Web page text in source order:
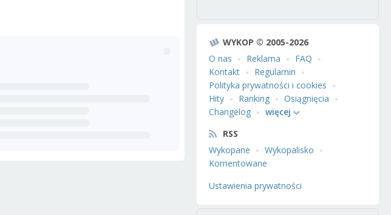
WYKOP © 2005-2026
O nas
Reklama
FAQ
Kontakt
Regulamin
Polityka prywatności i cookies
Hity
Ranking
Osiągnięcia
Changelog
więcej
RSS
Wykopane
Wykopalisko
Komentowane
Ustawienia prywatności